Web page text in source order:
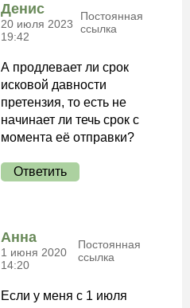
Денис
20 июля 2023
19:42
Постоянная
ссылка
А продлевает ли срок
исковой давности
претензия, то есть не
начинает ли течь срок с
момента её отправки?
Ответить
Анна
1 июня 2020
14:20
Постоянная
ссылка
Если у меня с 1 июля